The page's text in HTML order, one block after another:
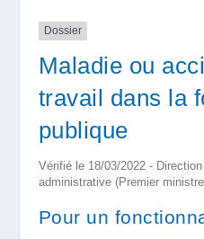
Dossier
Maladie ou
travail dans la
publique
Vérifié le 18/03/2022 -
administrative (Premier
Pour un